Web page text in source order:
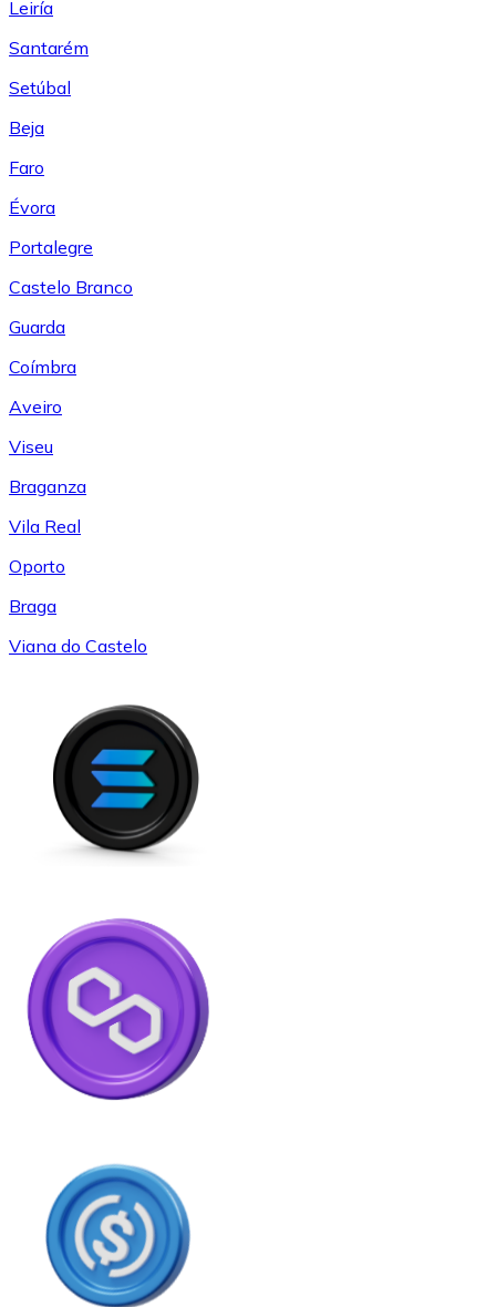
Leiría
Santarém
Setúbal
Beja
Faro
Évora
Portalegre
Castelo Branco
Guarda
Coímbra
Aveiro
Viseu
Braganza
Vila Real
Oporto
Braga
Viana do Castelo